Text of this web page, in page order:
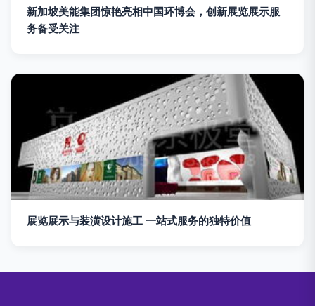
新加坡美能集团惊艳亮相中国环博会，创新展览展示服
务备受关注
展览展示与装潢设计施工 一站式服务的独特价值